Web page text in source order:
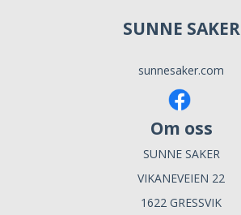
SUNNE SAKER
sunnesaker.com
Om oss
SUNNE SAKER
VIKANEVEIEN 22
1622 GRESSVIK